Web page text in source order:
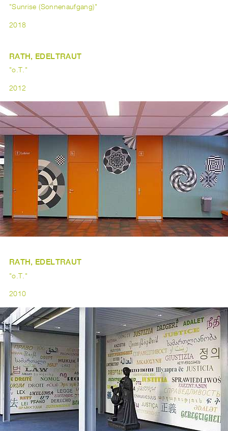
"Sunrise (Sonnenaufgang)"
2018
RATH, EDELTRAUT
"o.T."
2012
RATH, EDELTRAUT
"o.T."
2010